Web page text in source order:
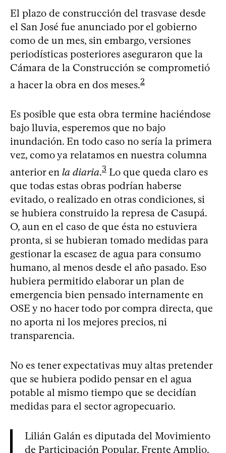
El plazo de construcción del trasvase desde
el San José fue anunciado por el gobierno
como de un mes, sin embargo, versiones
periodísticas posteriores aseguraron que la
Cámara de la Construcción se comprometió
a hacer la obra en dos meses.2
Es posible que esta obra termine haciéndose
bajo lluvia, esperemos que no bajo
inundación. En todo caso no sería la primera
vez, como ya relatamos en nuestra columna
anterior en la diaria.3 Lo que queda claro es
que todas estas obras podrían haberse
evitado, o realizado en otras condiciones, si
se hubiera construido la represa de Casupá.
O, aun en el caso de que ésta no estuviera
pronta, si se hubieran tomado medidas para
gestionar la escasez de agua para consumo
humano, al menos desde el año pasado. Eso
hubiera permitido elaborar un plan de
emergencia bien pensado internamente en
OSE y no hacer todo por compra directa, que
no aporta ni los mejores precios, ni
transparencia.
No es tener expectativas muy altas pretender
que se hubiera podido pensar en el agua
potable al mismo tiempo que se decidían
medidas para el sector agropecuario.
Lilián Galán es diputada del Movimiento
de Participación Popular, Frente Amplio.